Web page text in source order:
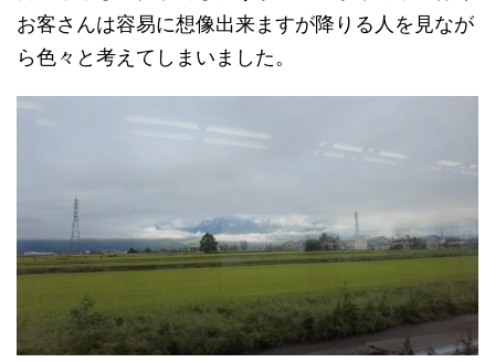
お客さんは容易に想像出来ますが降りる人を見なが
ら色々と考えてしまいました。